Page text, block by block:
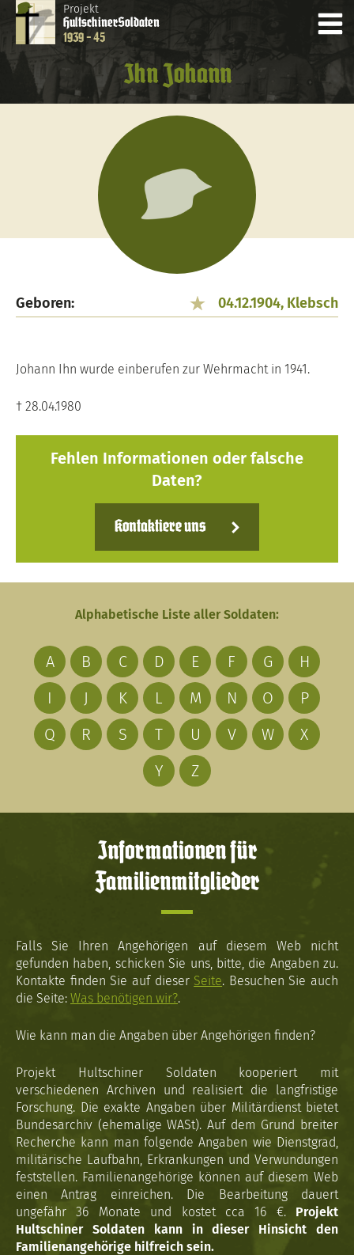
Projekt
HultschinerSoldaten
1939 - 45
Ihn Johann
Geboren: 04.12.1904, Klebsch
Johann Ihn wurde einberufen zur Wehrmacht in 1941.
† 28.04.1980
Fehlen Informationen oder falsche
Daten?
Kontaktiere uns
Alphabetische Liste aller Soldaten:
A B C D E F G
H
I
J K L M N O
P
Q
R S T U V W
X
Y
Z
Informationen für
Familienmitglieder
Falls Sie Ihren Angehörigen auf diesem Web nicht
gefunden haben, schicken Sie uns, bitte, die Angaben zu.
Kontakte finden Sie auf dieser Seite. Besuchen Sie auch
die Seite: Was benötigen wir?.
Wie kann man die Angaben über Angehörigen finden?
Projekt Hultschiner Soldaten kooperiert mit
verschiedenen Archiven und realisiert die langfristige
Forschung. Die exakte Angaben über Militärdienst bietet
Bundesarchiv (ehemalige WASt). Auf dem Grund breiter
Recherche kann man folgende Angaben wie Dienstgrad,
militärische Laufbahn, Erkrankungen und Verwundungen
feststellen. Familienangehörige können auf diesem Web
einen Antrag einreichen. Die Bearbeitung dauert
ungefähr 36 Monate und kostet cca 16 €. Projekt
Hultschiner Soldaten kann in dieser Hinsicht den
Familienangehörige hilfreich sein.